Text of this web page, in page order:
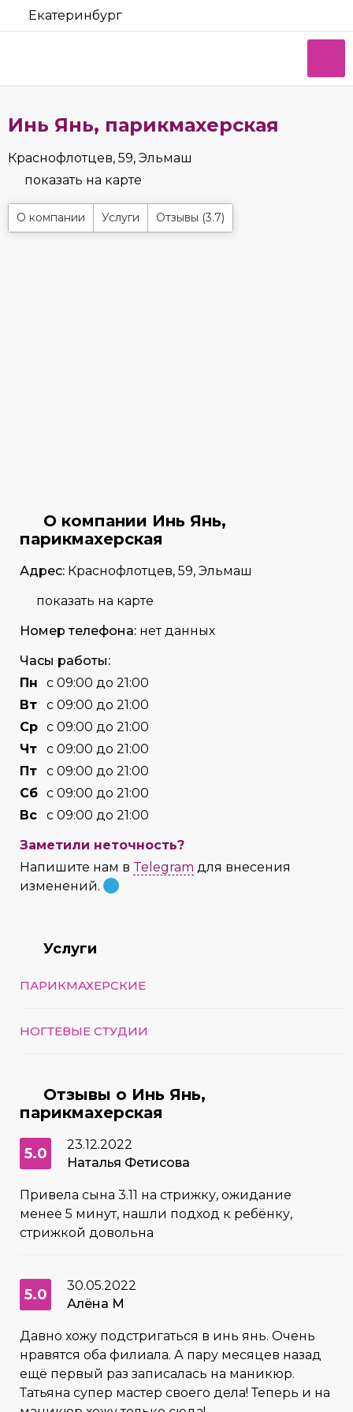
Екатеринбург
Инь Янь, парикмахерская
Краснофлотцев, 59, Эльмаш
показать на карте
О компании Услуги Отзывы (3.7)
О компании Инь Янь,
парикмахерская
Адрес: Краснофлотцев, 59, Эльмаш
показать на карте
Номер телефона: нет данных
Часы работы:
Пн
с 09:00 до 21:00
Вт
с 09:00 до 21:00
Cр с 09:00 до 21:00
Чт
с 09:00 до 21:00
Пт
с 09:00 до 21:00
Сб с 09:00 до 21:00
Вс
с 09:00 до 21:00
Заметили неточность?
Напишите нам в Telegram для внесения
изменений.
Услуги
ПАРИКМАХЕРСКИЕ
НОГТЕВЫЕ СТУДИИ
Отзывы о Инь Янь,
парикмахерская
5.0
23.12.2022
Наталья Фетисова
Привела сына 3.11 на стрижку, ожидание
менее 5 минут, нашли подход к ребёнку,
стрижкой довольна
5.0
30.05.2022
Алёна М
Давно хожу подстригаться в инь янь. Очень
нравятся оба филиала. А пару месяцев назад
ещё первый раз записалась на маникюр.
Татьяна супер мастер своего дела! Теперь и на